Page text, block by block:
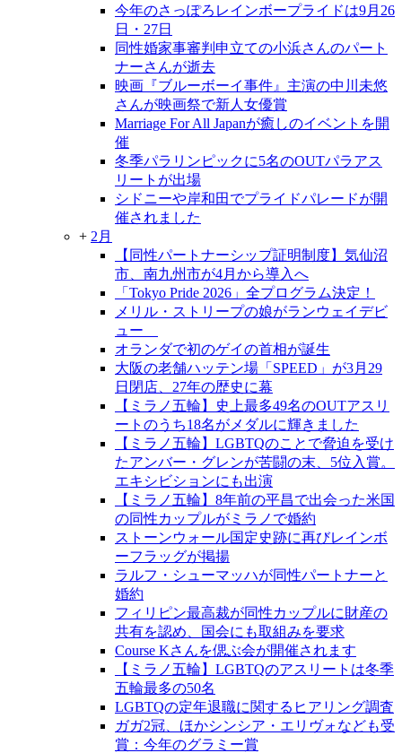
今年のさっぽろレインボープライドは9月26
日・27日
同性婚家事審判申立ての小浜さんのパート
ナーさんが逝去
映画『ブルーボーイ事件』主演の中川未悠
さんが映画祭で新人女優賞
Marriage For All Japanが癒しのイベントを開
催
冬季パラリンピックに5名のOUTパラアス
リートが出場
シドニーや岸和田でプライドパレードが開
催されました
+ 2月
【同性パートナーシップ証明制度】気仙沼
市、南九州市が4月から導入へ
「Tokyo Pride 2026」全プログラム決定！
メリル・ストリープの娘がランウェイデビ
ュー
オランダで初のゲイの首相が誕生
大阪の老舗ハッテン場「SPEED」が3月29
日閉店、27年の歴史に幕
【ミラノ五輪】史上最多49名のOUTアスリ
ートのうち18名がメダルに輝きました
【ミラノ五輪】LGBTQのことで脅迫を受け
たアンバー・グレンが苦闘の末、5位入賞。
エキシビションにも出演
【ミラノ五輪】8年前の平昌で出会った米国
の同性カップルがミラノで婚約
ストーンウォール国定史跡に再びレインボ
ーフラッグが掲揚
ラルフ・シューマッハが同性パートナーと
婚約
フィリピン最高裁が同性カップルに財産の
共有を認め、国会にも取組みを要求
Course Kさんを偲ぶ会が開催されます
【ミラノ五輪】LGBTQのアスリートは冬季
五輪最多の50名
LGBTQの定年退職に関するヒアリング調査
ガガ2冠、ほかシンシア・エリヴォなども受
賞：今年のグラミー賞